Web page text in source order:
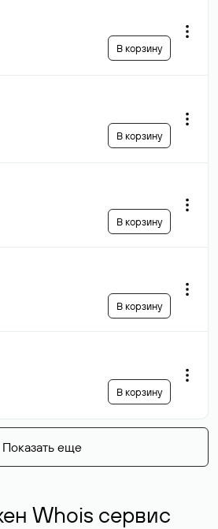
В корзину
В корзину
В корзину
В корзину
В корзину
Показать еще
Whois сервис